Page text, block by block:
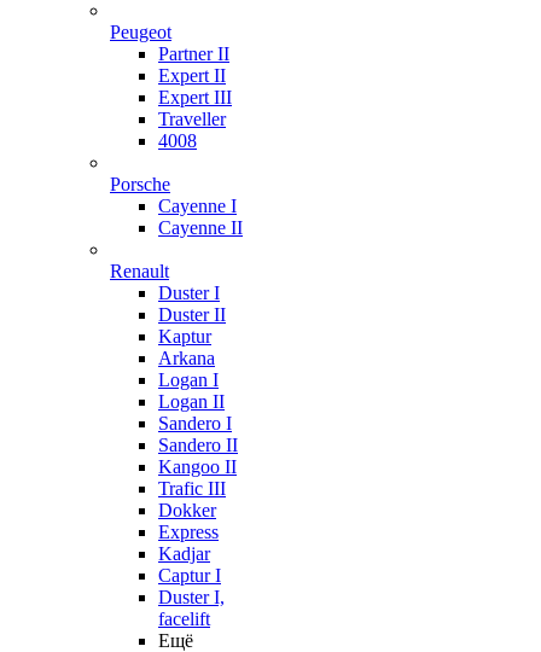
Peugeot
Partner II
Expert II
Expert III
Traveller
4008
Porsche
Cayenne I
Cayenne II
Renault
Duster I
Duster II
Kaptur
Arkana
Logan I
Logan II
Sandero I
Sandero II
Kangoo II
Trafic III
Dokker
Express
Kadjar
Captur I
Duster I,
facelift
Ещё